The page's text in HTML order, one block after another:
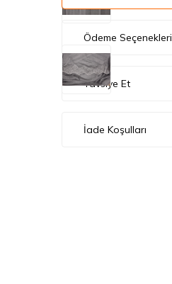
Ödeme Seçenekleri
Tavsiye Et
İade Koşulları